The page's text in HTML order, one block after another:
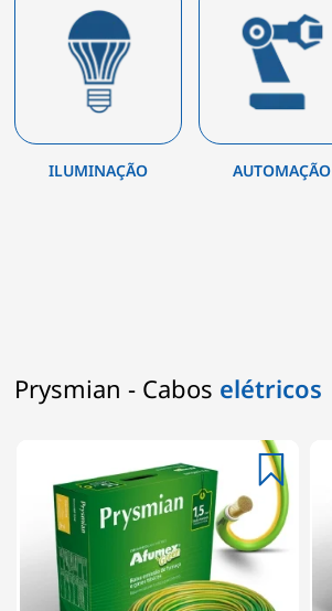
ILUMINAÇÃO AUTOMAÇÃO
Prysmian - Cabos elétricos